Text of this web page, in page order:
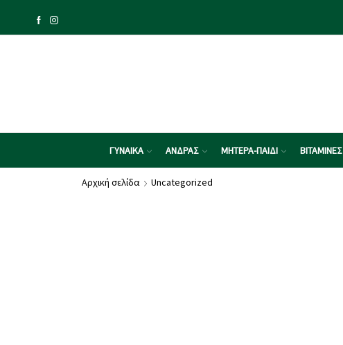
ΓΥΝΑΙΚΑ ΑΝΔΡΑΣ ΜΗΤΕΡΑ-ΠΑΙΔΙ ΒΙΤΑΜΙΝΕΣ
Αρχική σελίδα Uncategorized